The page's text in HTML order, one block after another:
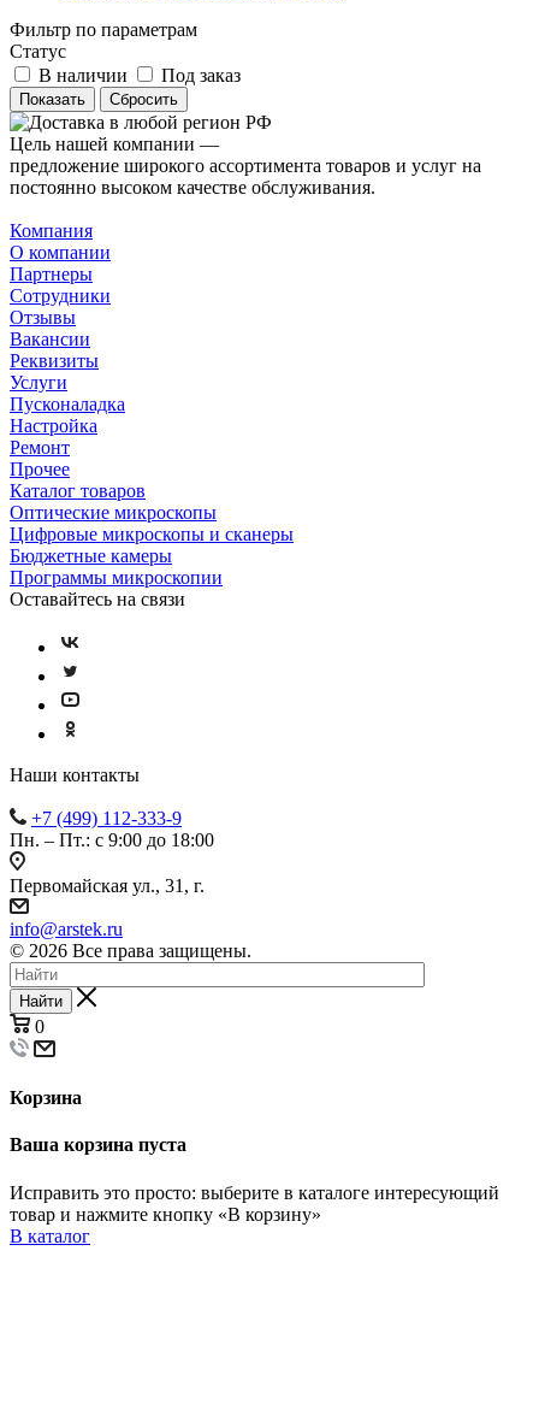
Фильтр по параметрам
Статус
В наличии
Под заказ
Сбросить
Цель нашей компании —
предложение широкого ассортимента товаров и услуг на
постоянно высоком качестве обслуживания.
Компания
О компании
Партнеры
Сотрудники
Отзывы
Вакансии
Реквизиты
Услуги
Пусконаладка
Настройка
Ремонт
Прочее
Каталог товаров
Оптические микроскопы
Цифровые микроскопы и сканеры
Бюджетные камеры
Программы микроскопии
Оставайтесь на связи
Наши контакты
+7 (499) 112-333-9
Пн. – Пт.: с 9:00 до 18:00
Первомайская ул., 31, г.
info@arstek.ru
© 2026 Все права защищены.
Найти
0
Корзина
Ваша корзина пуста
Исправить это просто: выберите в каталоге интересующий
товар и нажмите кнопку «В корзину»
В каталог